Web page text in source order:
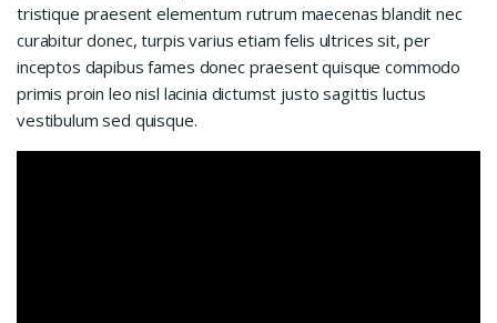
tristique praesent elementum rutrum maecenas blandit nec
curabitur donec, turpis varius etiam felis ultrices sit, per
inceptos dapibus fames donec praesent quisque commodo
primis proin leo nisl lacinia dictumst justo sagittis luctus
vestibulum sed quisque.